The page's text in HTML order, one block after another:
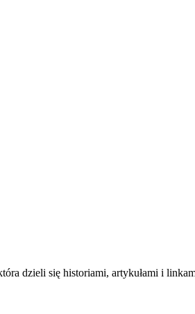
dzieli się historiami, artykułami i